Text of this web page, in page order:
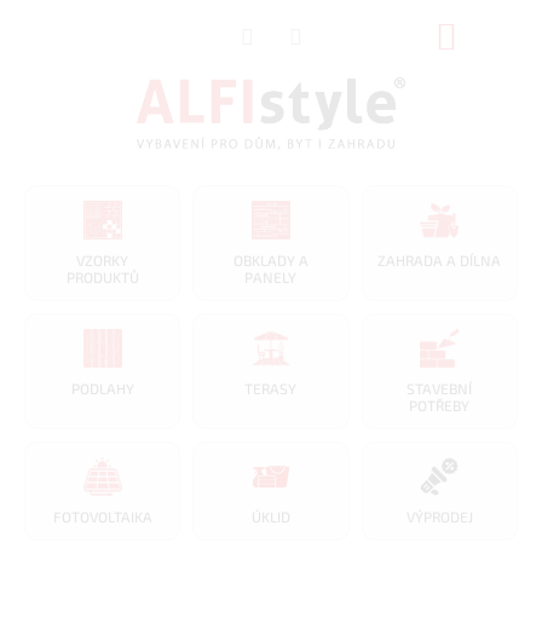
VZORKY
PRODUKTŮ
OBKLADY A
PANELY
ZAHRADA A DÍLNA
PODLAHY TERASY
STAVEBNÍ
POTŘEBY
FOTOVOLTAIKA ÚKLID VÝPRODEJ